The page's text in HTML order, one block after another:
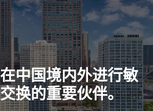
中国境内外进行敏
换的重要伙伴。